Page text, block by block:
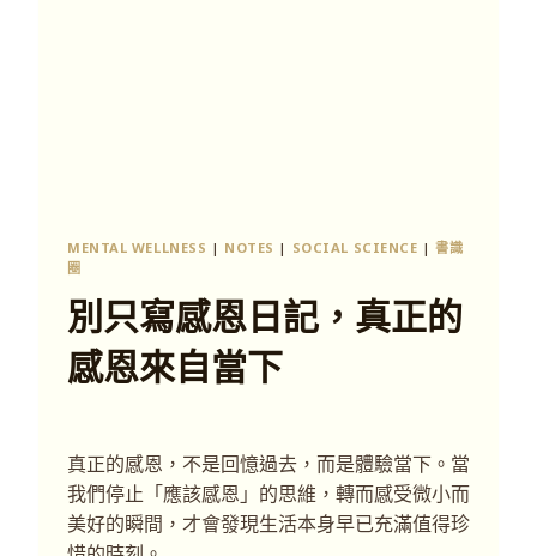
MENTAL WELLNESS | NOTES | SOCIAL SCIENCE |書識
圈
別只寫感恩日記，真正的
感恩來自當下
真正的感恩，不是回憶過去，而是體驗當下。當
我們停止「應該感恩」的思維，轉而感受微小而
美好的瞬間，才會發現生活本身早已充滿值得珍